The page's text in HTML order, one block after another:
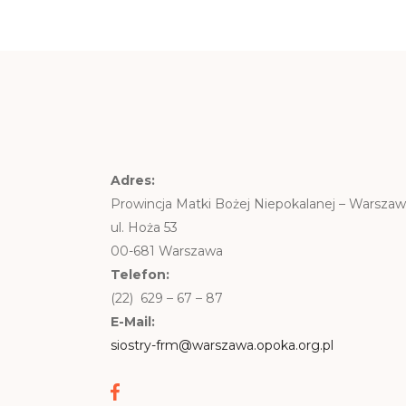
Adres:
Prowincja Matki Bożej Niepokalanej –
ul. Hoża 53
00-681 Warszawa
Telefon:
(22) 629 – 67 – 87
E-Mail:
siostry-frm@warszawa.opoka.org.pl